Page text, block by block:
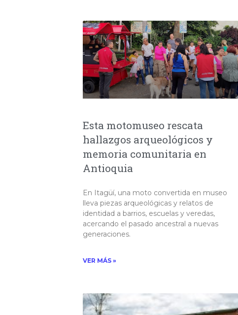
Esta motomuseo rescata
hallazgos arqueológicos y
memoria comunitaria en
Antioquia
En Itagüí, una moto convertida en museo
lleva piezas arqueológicas y relatos de
identidad a barrios, escuelas y veredas,
acercando el pasado ancestral a nuevas
generaciones.
VER MÁS »